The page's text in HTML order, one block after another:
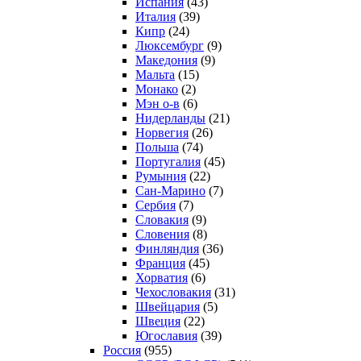
Италия (39)
Кипр (24)
Люксембург (9)
Македония (9)
Мальта (15)
Монако (2)
Мэн о-в (6)
Нидерланды (21)
Норвегия (26)
Польша (74)
Португалия (45)
Румыния (22)
Сан-Марино (7)
Сербия (7)
Словакия (9)
Словения (8)
Финляндия (36)
Франция (45)
Хорватия (6)
Чехословакия (31)
Швейцария (5)
Швеция (22)
Югославия (39)
Россия (955)